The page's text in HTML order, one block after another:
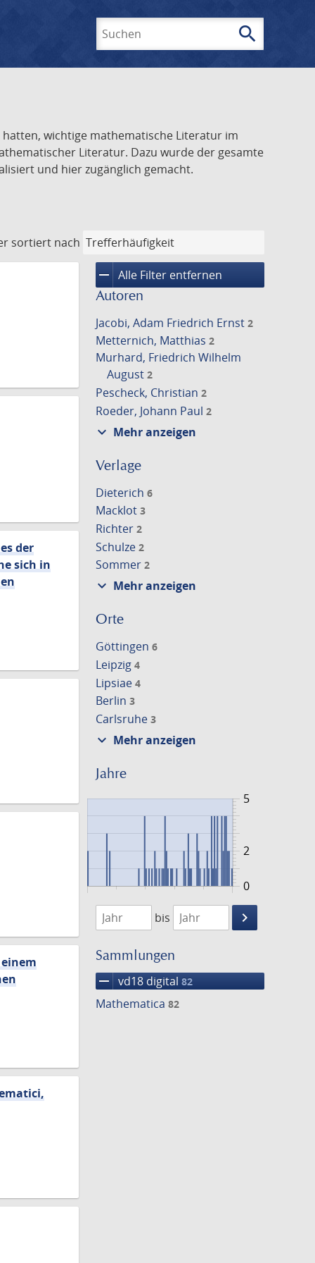
search
wichtige mathematische Literatur im
Literatur. Dazu wurde der gesamte
und hier zugänglich gemacht.
sortiert nach
remove Alle Filter entfernen
Autoren
Jacobi, Adam Friedrich Ernst 2
Metternich, Matthias 2
Murhard, Friedrich Wilhelm
August 2
Pescheck, Christian 2
Roeder, Johann Paul 2
expand_more Mehr anzeigen
Verlage
Dieterich 6
Macklot 3
Richter 2
Schulze 2
Sommer 2
expand_more Mehr anzeigen
Orte
Göttingen 6
Leipzig 4
Lipsiae 4
Berlin 3
Carlsruhe 3
expand_more Mehr anzeigen
Jahre
0
5
2
1701
1801
bis
keyboard_arrow_right
Suche
Sammlungen
remove vd18 digital 82
Mathematica 82
der
sich in